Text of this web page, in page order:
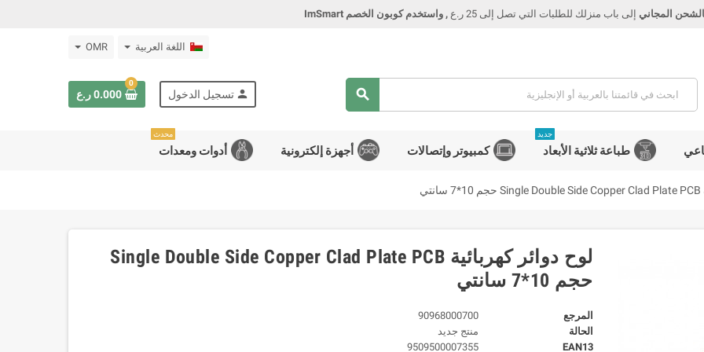
المجاني إلى باب منزلك للطلبات التي تصل إلى 25 ر.ع , واستخدم كوبون الخصم ImSmart
اللغة العربية OMR
search
person تسجيل الدخول
0
0.000 ر.ع
طباعة ثلاثية الأبعاد
جديد
كمبيوتر وإتصالات أجهزة إلكترونية أدوات ومعدات
محدث
لوح دوائر كهربائية Single Double Side Copper Clad Plate PCB
حجم 10*7 سانتي
المرجع
90968000700
الحالة
منتج جديد
EAN13
9509500007355